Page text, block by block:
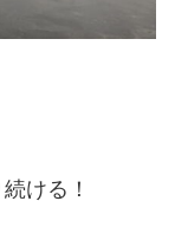
ける！